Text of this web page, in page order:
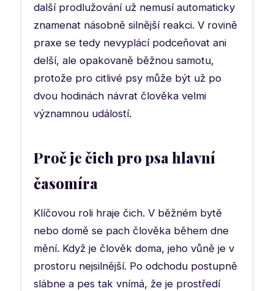
další prodlužování už nemusí automaticky
znamenat násobně silnější reakci. V rovině
praxe se tedy nevyplácí podceňovat ani
delší, ale opakovaně běžnou samotu,
protože pro citlivé psy může být už po
dvou hodinách návrat člověka velmi
významnou událostí.
Proč je čich pro psa hlavní
časomíra
Klíčovou roli hraje čich. V běžném bytě
nebo domě se pach člověka během dne
mění. Když je člověk doma, jeho vůně je v
prostoru nejsilnější. Po odchodu postupně
slábne a pes tak vnímá, že je prostředí